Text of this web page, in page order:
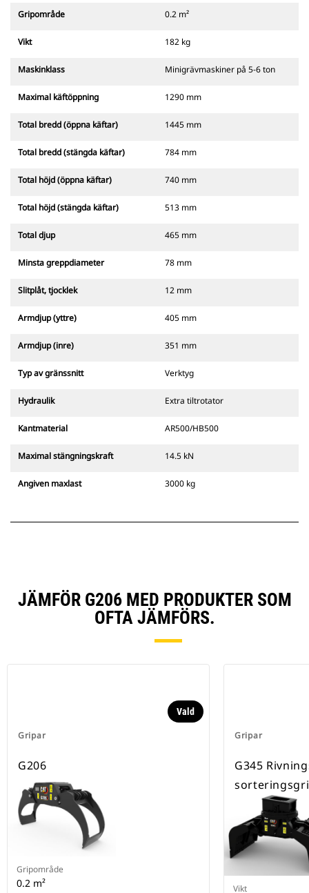
Gripområde 0.2 m²
Vikt 182 kg
Maskinklass Minigrävmaskiner på 5-6 ton
Maximal käftöppning 1290 mm
Total bredd (öppna käftar) 1445 mm
Total bredd (stängda käftar) 784 mm
Total höjd (öppna käftar) 740 mm
Total höjd (stängda käftar) 513 mm
Total djup 465 mm
Minsta greppdiameter 78 mm
Slitplåt, tjocklek 12 mm
Armdjup (yttre) 405 mm
Armdjup (inre) 351 mm
Typ av gränssnitt Verktyg
Hydraulik Extra tiltrotator
Kantmaterial AR500/HB500
Maximal stängningskraft 14.5 kN
Angiven maxlast 3000 kg
JÄMFÖR G206 MED PRODUKTER SOM
OFTA JÄMFÖRS.
Gripar
Vald
G206
Gripområde
0.2 m²
Gripar
G345
Vikt